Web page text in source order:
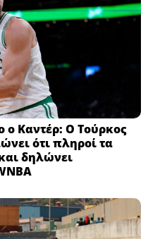
ο Καντέρ: Ο Τούρκος
ότι πληροί τα
δηλώνει